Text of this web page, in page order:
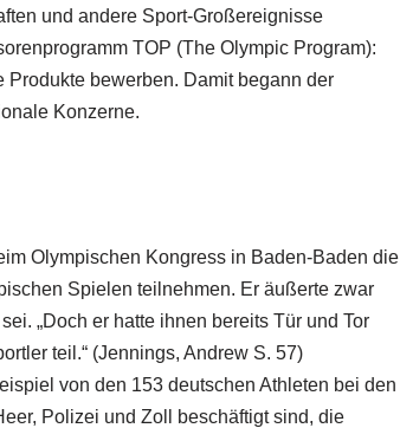
und andere Sport-Großereignisse
TOP (The Olympic Program):
bewerben. Damit begann der
Konzerne.
Olympischen Kongress in Baden-Baden die
Spielen teilnehmen. Er äußerte zwar
„Doch er hatte ihnen bereits Tür und Tor
teil.“ (Jennings, Andrew S. 57)
von den 153 deutschen Athleten bei den
Polizei und Zoll beschäftigt sind, die